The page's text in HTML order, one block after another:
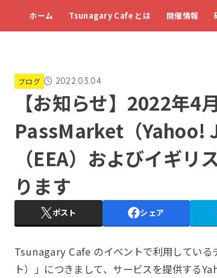
ホーム Tsunagary Cafe とは 開催情報
ブログ 2022.03.04
【お知らせ】2022年4
PassMarket（Yahoo!
（EEA）およびイギ
ります
ポスト シェア
Tsunagary Cafe のイベントで利用してい
ト）」につきまして、サービスを提供する